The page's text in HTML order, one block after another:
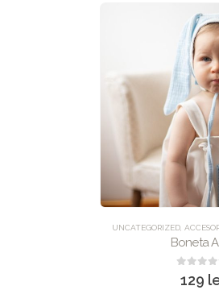
UNCATEGORIZED,ACCESORII
Boneta
out of 5
129lei